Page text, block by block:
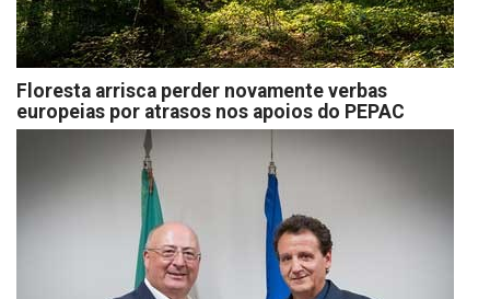
Floresta arrisca perder novamente verbas
europeias por atrasos nos apoios do PEPAC